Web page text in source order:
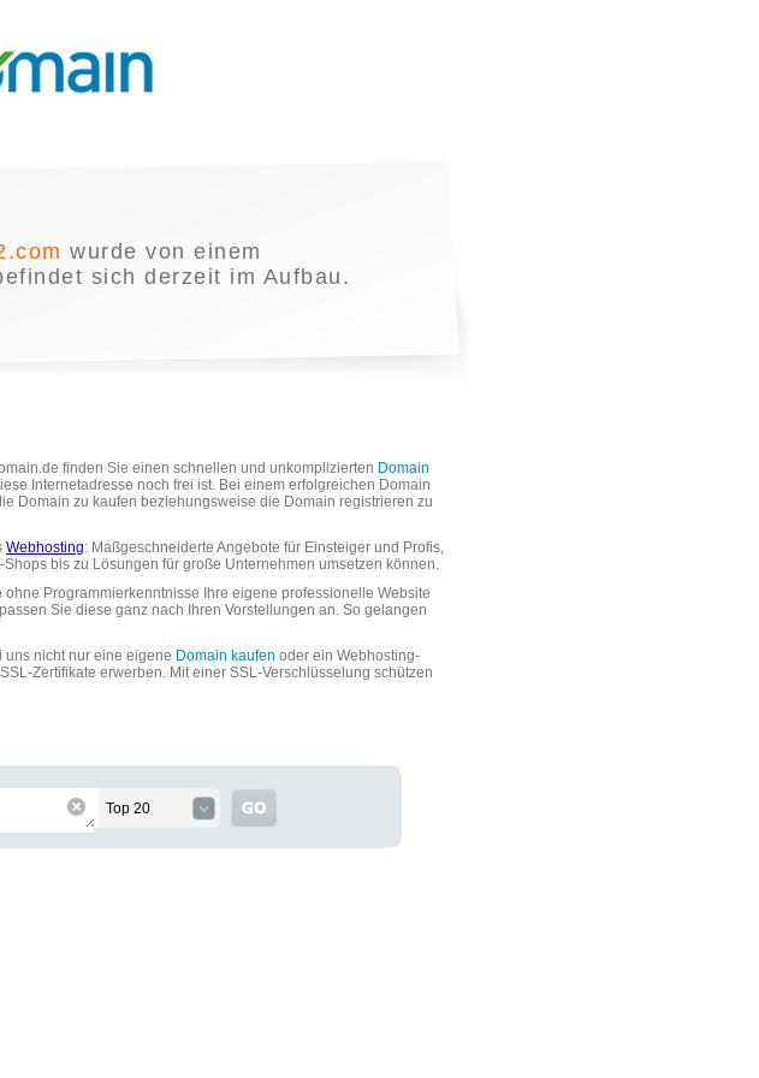
wurde von einem
sich derzeit im Aufbau.
finden Sie einen schnellen und unkomplizierten Domain
Internetadresse noch frei ist. Bei einem erfolgreichen Domain
Domain zu kaufen beziehungsweise die Domain registrieren zu
Webhosting: Maßgeschneiderte Angebote für Einsteiger und Profis,
bis zu Lösungen für große Unternehmen umsetzen können.
ohne Programmierkenntnisse Ihre eigene professionelle Website
Sie diese ganz nach Ihren Vorstellungen an. So gelangen
nicht nur eine eigene Domain kaufen oder ein Webhosting-
Zertifikate erwerben. Mit einer SSL-Verschlüsselung schützen
Top 20